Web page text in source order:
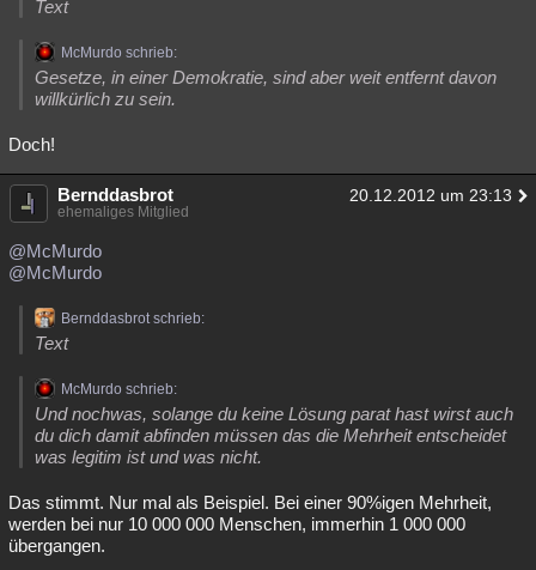
Text
McMurdo schrieb:
Gesetze, in einer Demokratie, sind aber weit entfernt davon
willkürlich zu sein.
Doch!
Bernddasbrot 20.12.2012 um 23:13
ehemaliges Mitglied
@McMurdo
@McMurdo
Bernddasbrot schrieb:
Text
McMurdo schrieb:
Und nochwas, solange du keine Lösung parat hast wirst auch
du dich damit abfinden müssen das die Mehrheit entscheidet
was legitim ist und was nicht.
Das stimmt. Nur mal als Beispiel. Bei einer 90%igen Mehrheit,
werden bei nur 10 000 000 Menschen, immerhin 1 000 000
übergangen.